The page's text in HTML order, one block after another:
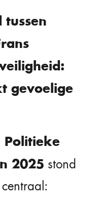
tussen
gevoelige
Politieke
2025 stond